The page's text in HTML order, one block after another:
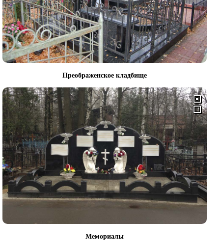
Преображенское кладбище
Мемориалы